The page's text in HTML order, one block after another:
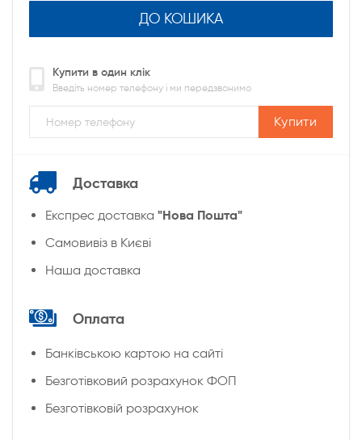
ДО КОШИКА
Купити в один клік
Введіть номер телефону і ми передзвонимо
Купити
Доставка
Експрес доставка "Нова Пошта"
Cамовивіз в Києві
Наша доставка
Оплата
Банківською картою на сайті
Безготівковий розрахунок ФОП
Безготівковій розрахунок